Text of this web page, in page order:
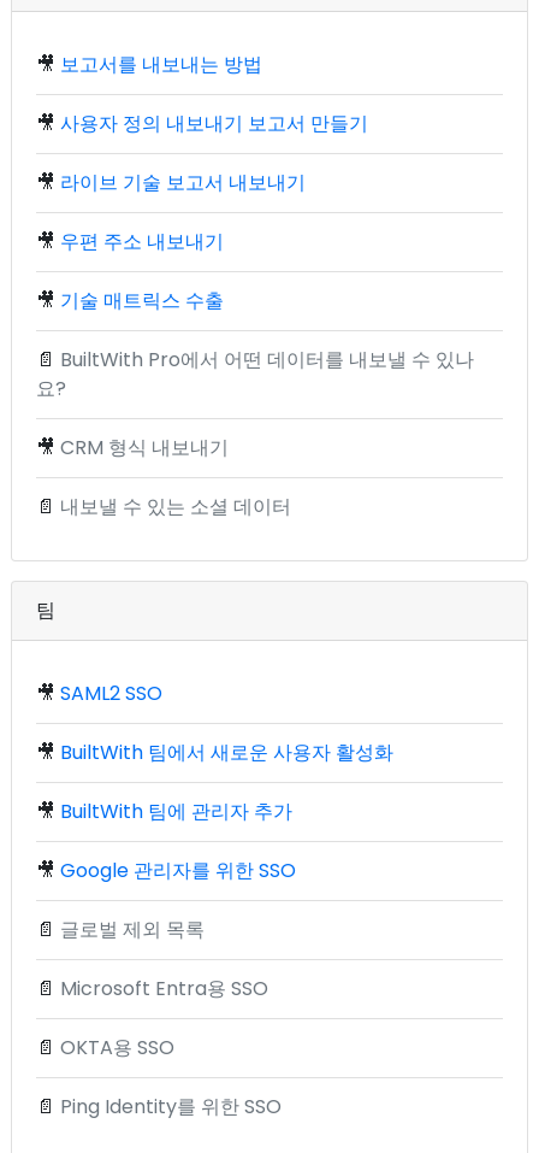
🎥 보고서를 내보내는 방법
🎥 사용자 정의 내보내기 보고서 만들기
🎥 라이브 기술 보고서 내보내기
🎥 우편 주소 내보내기
🎥 기술 매트릭스 수출
📄 BuiltWith Pro에서 어떤 데이터를 내보낼 수 있나
요?
🎥 CRM 형식 내보내기
📄 내보낼 수 있는 소셜 데이터
팀
🎥 SAML2 SSO
🎥 BuiltWith 팀에서 새로운 사용자 활성화
🎥 BuiltWith 팀에 관리자 추가
🎥 Google 관리자를 위한 SSO
📄 글로벌 제외 목록
📄 Microsoft Entra용 SSO
📄 OKTA용 SSO
📄 Ping Identity를 위한 SSO